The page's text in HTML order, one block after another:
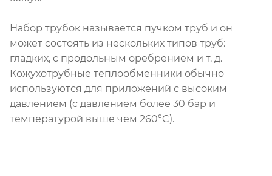
Набор трубок называется пучком труб и он
может состоять из нескольких типов труб:
гладких, с продольным оребрением и т. д.
Кожухотрубные теплообменники обычно
используются для приложений с высоким
давлением (с давлением более 30 бар и
температурой выше чем 260°C).